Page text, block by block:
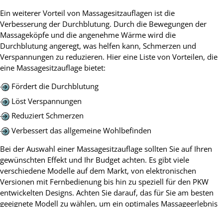
Ein weiterer Vorteil von Massagesitzauflagen ist die
Verbesserung der Durchblutung. Durch die Bewegungen der
Massageköpfe und die angenehme Wärme wird die
Durchblutung angeregt, was helfen kann, Schmerzen und
Verspannungen zu reduzieren. Hier eine Liste von Vorteilen, die
eine Massagesitzauflage bietet:
Fördert die Durchblutung
Löst Verspannungen
Reduziert Schmerzen
Verbessert das allgemeine Wohlbefinden
Bei der Auswahl einer Massagesitzauflage sollten Sie auf Ihren
gewünschten Effekt und Ihr Budget achten. Es gibt viele
verschiedene Modelle auf dem Markt, von elektronischen
Versionen mit Fernbedienung bis hin zu speziell für den PKW
entwickelten Designs. Achten Sie darauf, das für Sie am besten
geeignete Modell zu wählen, um ein optimales Massageerlebnis